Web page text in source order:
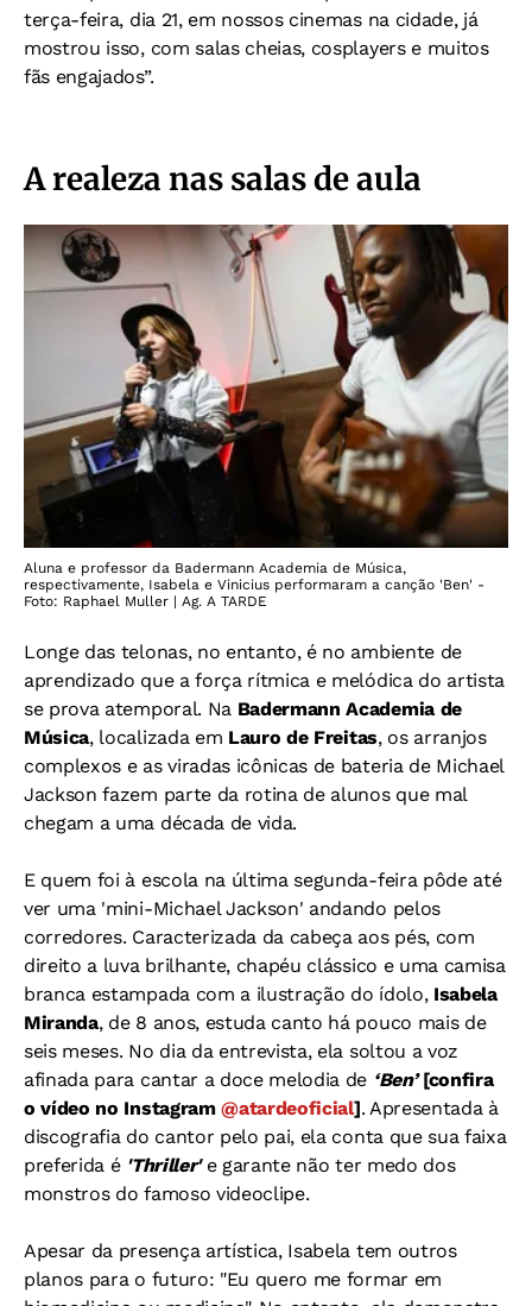
terça-feira, dia 21, em nossos cinemas na cidade, já
mostrou isso, com salas cheias, cosplayers e muitos
fãs engajados”.
A realeza nas salas de aula
Aluna e professor da Badermann Academia de Música,
respectivamente, Isabela e Vinicius performaram a canção 'Ben' -
Foto: Raphael Muller | Ag. A TARDE
Longe das telonas, no entanto, é no ambiente de
aprendizado que a força rítmica e melódica do artista
se prova atemporal. Na Badermann Academia de
Música, localizada em Lauro de Freitas, os arranjos
complexos e as viradas icônicas de bateria de Michael
Jackson fazem parte da rotina de alunos que mal
chegam a uma década de vida.
E quem foi à escola na última segunda-feira pôde até
ver uma 'mini-Michael Jackson' andando pelos
corredores. Caracterizada da cabeça aos pés, com
direito a luva brilhante, chapéu clássico e uma camisa
branca estampada com a ilustração do ídolo, Isabela
Miranda, de 8 anos, estuda canto há pouco mais de
seis meses. No dia da entrevista, ela soltou a voz
afinada para cantar a doce melodia de ‘Ben’ [confira
o vídeo no Instagram@atardeoficial]. Apresentada à
discografia do cantor pelo pai, ela conta que sua faixa
preferida é 'Thriller'e garante não ter medo dos
monstros do famoso videoclipe.
Apesar da presença artística, Isabela tem outros
planos para o futuro: "Eu quero me formar em